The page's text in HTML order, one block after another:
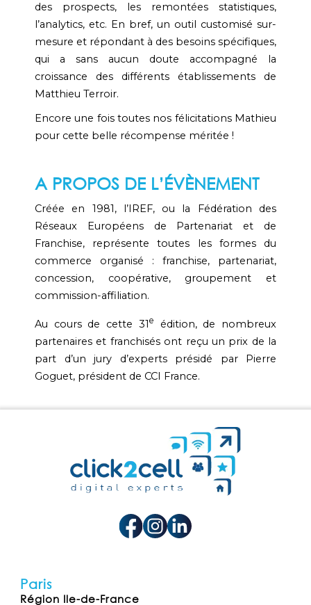
des prospects, les remontées statistiques,
l’analytics, etc. En bref, un outil customisé sur-
mesure et répondant à des besoins spécifiques,
qui a sans aucun doute accompagné la
croissance des différents établissements de
Matthieu Terroir.
Encore une fois toutes nos félicitations Mathieu
pour cette belle récompense méritée !
A PROPOS DE L’ÉVÈNEMENT
Créée en 1981, l’IREF, ou la Fédération des
Réseaux Européens de Partenariat et de
Franchise, représente toutes les formes du
commerce organisé : franchise, partenariat,
concession, coopérative, groupement et
commission-affiliation.
Au cours de cette 31e
édition, de nombreux
partenaires et franchisés ont reçu un prix de la
part d’un jury d’experts présidé par Pierre
Goguet, président de CCI France.
Paris
Région Ile-de-France